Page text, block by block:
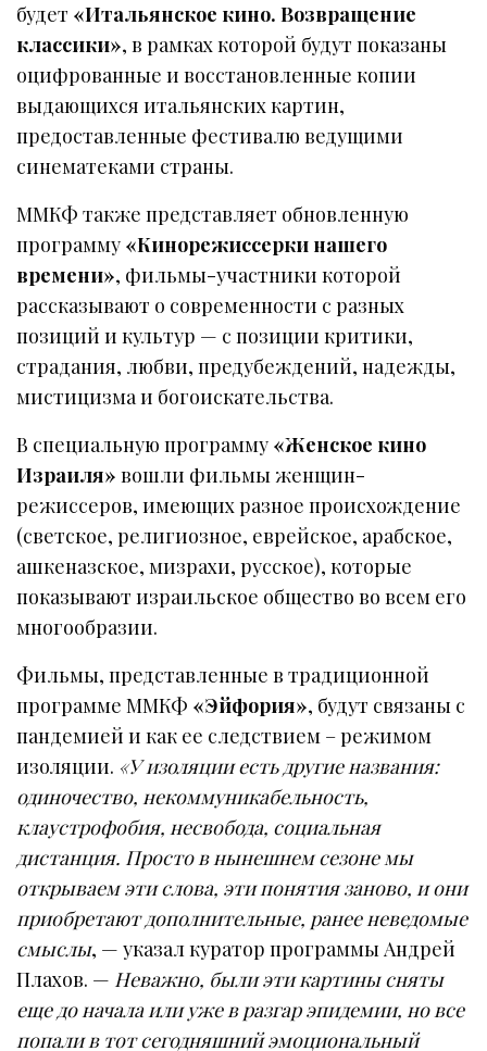
будет «Итальянское кино. Возвращение
классики», в рамках которой будут показаны
оцифрованные и восстановленные копии
выдающихся итальянских картин,
предоставленные фестивалю ведущими
синематеками страны.
ММКФ также представляет обновленную
программу «Кинорежиссерки нашего
времени», фильмы-участники которой
рассказывают о современности с разных
позиций и культур — с позиции критики,
страдания, любви, предубеждений, надежды,
мистицизма и богоискательства.
В специальную программу «Женское кино
Израиля» вошли фильмы женщин-
режиссеров, имеющих разное происхождение
(светское, религиозное, еврейское, арабское,
ашкеназское, мизрахи, русское), которые
показывают израильское общество во всем его
многообразии.
Фильмы, представленные в традиционной
программе ММКФ «Эйфория», будут связаны с
пандемией и как ее следствием – режимом
изоляции. «У изоляции есть другие названия:
одиночество, некоммуникабельность,
клаустрофобия, несвобода, социальная
дистанция. Просто в нынешнем сезоне мы
открываем эти слова, эти понятия заново, и они
приобретают дополнительные, ранее неведомые
смыслы, — указал куратор программы Андрей
Плахов. — Неважно, были эти картины сняты
еще до начала или уже в разгар эпидемии, но все
попали в тот сегодняшний эмоциональный